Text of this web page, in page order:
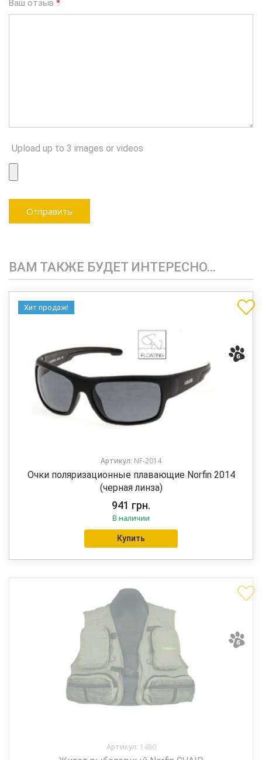
Ваш отзыв *
Upload up to 3 images or videos
ВАМ ТАКЖЕ БУДЕТ ИНТЕРЕСНО…
Хит продаж!
Артикул: NF-2014
Очки поляризационные плавающие Norfin 2014
(черная линза)
941 грн.
В наличии
Купить
Артикул: 1480